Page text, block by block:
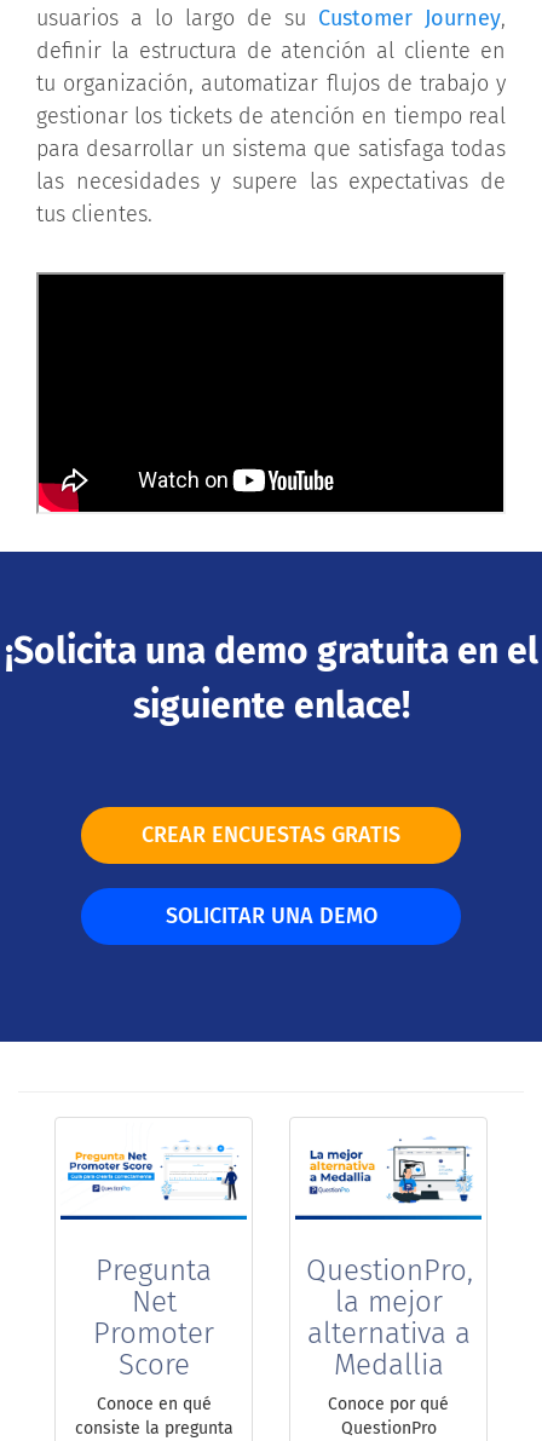
usuarios a lo largo de su Customer Journey,
definir la estructura de atención al cliente en
tu organización, automatizar flujos de trabajo y
gestionar los tickets de atención en tiempo real
para desarrollar un sistema que satisfaga todas
las necesidades y supere las expectativas de
tus clientes.
¡Solicita una demo gratuita en el
siguiente enlace!
CREAR ENCUESTAS GRATIS
SOLICITAR UNA DEMO
Pregunta
Net
Promoter
Score
Conoce en qué
consiste la pregunta
QuestionPro,
la mejor
alternativa a
Medallia
Conoce por qué
QuestionPro